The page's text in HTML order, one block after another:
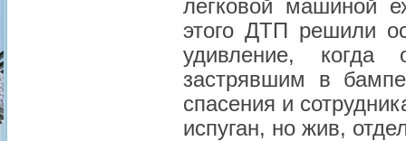
легковой машиной
этого ДТП решили
удивление, когда
застрявшим в
спасения и
испуган, но жив,